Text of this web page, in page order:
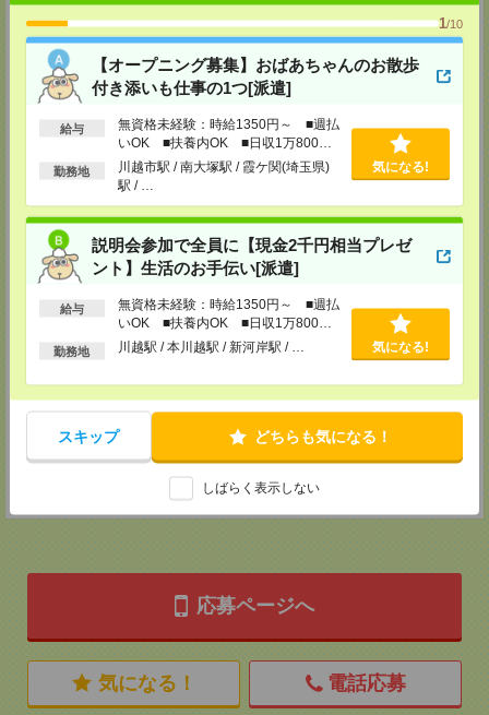
1/10
【オープニング募集】おばあちゃんのお散歩
付き添いも仕事の1つ[派遣]
給与
無資格未経験：時給1350円～ ■週払
いOK ■扶養内OK ■日収1万800円
以上
勤務地
川越市駅 / 南大塚駅 / 霞ケ関(埼玉県)
駅 / …
気になる!
説明会参加で全員に【現金2千円相当プレゼ
ント】生活のお手伝い[派遣]
給与
無資格未経験：時給1350円～ ■週払
いOK ■扶養内OK ■日収1万800円
以上
勤務地 川越駅 / 本川越駅 / 新河岸駅 / … 気になる!
スキップ どちらも気になる！
しばらく表示しない
メディカルケア事業部 新宿オフィス
東京都新宿区新宿2-3-10 新宿御苑ビル6階
TEL：0120-457-235
MAIL：tenshoku@nikken-ts.jp
担当：採用担当
メディカルケア事業部 立川事業所
東京都立川市錦町1-12-14
TEL：0120-934-200
MAIL：tenshoku@nikken-ts.jp
メディカルケア事業部 町田オフィス
東京都町田市森野1-7-23 大樹生命町田ビル6F
TEL：0120-453-285
MAIL：
tenshoku@nikken-ts.jp
担当：採用担当
神奈川県横浜市保土ケ谷区神戸町134 横浜ビジネスパークサウスタワー
TEL：0120-901-799
登録交通費
★今ならご来社登録でQUOカード2000円分をプレゼント中★
応募ページへ
気になる！ 電話応募